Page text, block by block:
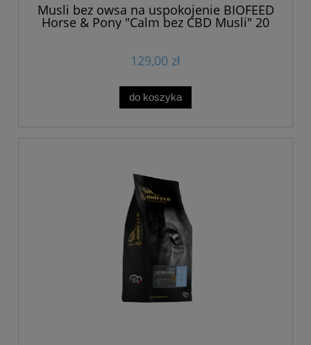
Musli bez owsa na uspokojenie BIOFEED
Horse & Pony "Calm bez CBD Musli" 20
129,00 zł
do koszyka